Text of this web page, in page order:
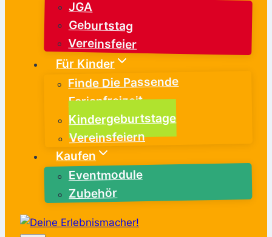
JGA
Geburtstag
Vereinsfeier
Für Kinder
Finde Die Passende
Ferienfreizeit
Kindergeburtstage
Vereinsfeiern
Kaufen
Eventmodule
Zubehör